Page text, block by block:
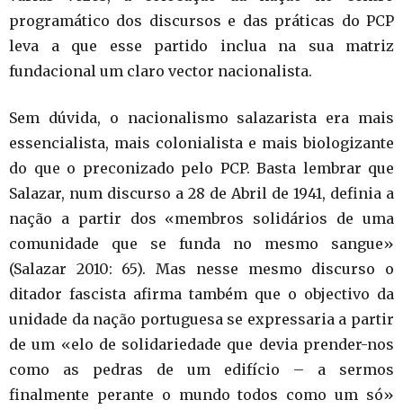
programático dos discursos e das práticas do PCP
leva a que esse partido inclua na sua matriz
fundacional um claro vector nacionalista.
Sem dúvida, o nacionalismo salazarista era mais
essencialista, mais colonialista e mais biologizante
do que o preconizado pelo PCP. Basta lembrar que
Salazar, num discurso a 28 de Abril de 1941, definia a
nação a partir dos «membros solidários de uma
comunidade que se funda no mesmo sangue»
(Salazar 2010: 65). Mas nesse mesmo discurso o
ditador fascista afirma também que o objectivo da
unidade da nação portuguesa se expressaria a partir
de um «elo de solidariedade que devia prender-nos
como as pedras de um edifício – a sermos
finalmente perante o mundo todos como um só»